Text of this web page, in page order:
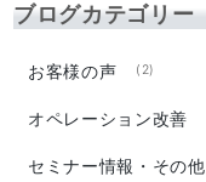
ブログカテゴリー
お客様の声 (2)
オペレーション改善
セミナー情報・その他